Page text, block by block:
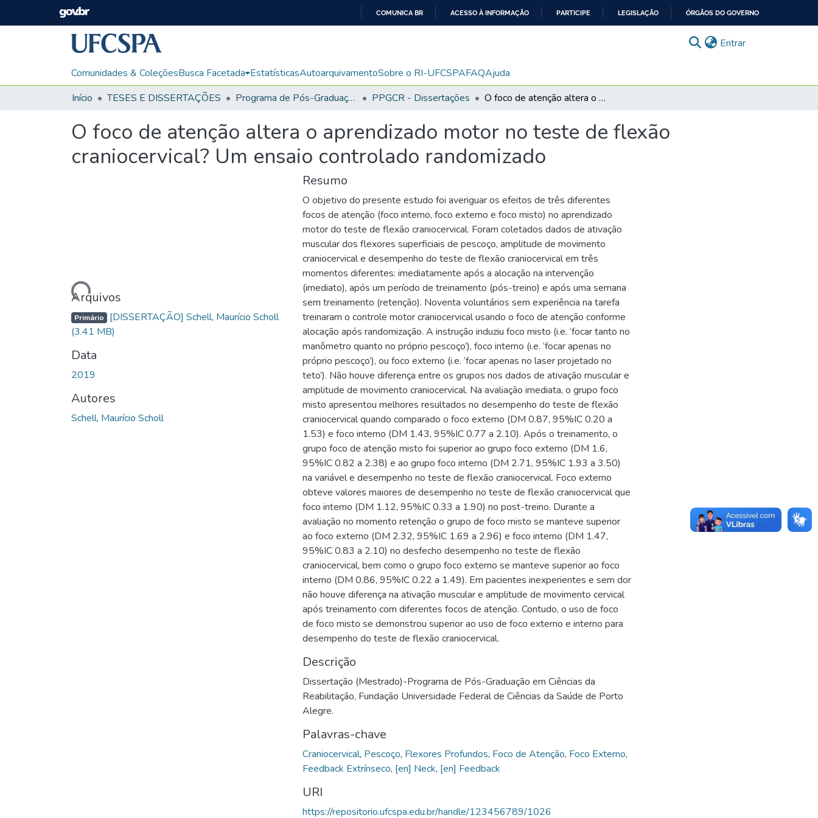
CONTEÚDO
COMUNICA BR ACESSO À INFORMAÇÃO PARTICIPE LEGISLAÇÃO ÓRGÃOS DO GOVERNO
Entrar(current)
Comunidades & ColeçõesBusca Facetada EstatísticasAutoarquivamentoSobre o RI-UFCSPAFAQAjuda
Início
TESES E DISSERTAÇÕES Programa de Pós-Graduação em Ciências da Reabilitação PPGCR - Dissertações O foco de atenção altera o aprendizado motor no teste de flexão craniocervical? Um ensaio controlado randomizado
O foco de atenção altera o aprendizado motor no teste de flexão
craniocervical? Um ensaio controlado randomizado
Carregando...
Arquivos
Primário [DISSERTAÇÃO] Schell, Maurício Scholl
(3.41 MB)
Data
2019
Autores
Schell, Maurício Scholl
Resumo
O objetivo do presente estudo foi averiguar os efeitos de três diferentes
focos de atenção (foco interno, foco externo e foco misto) no aprendizado
motor do teste de flexão craniocervical. Foram coletados dados de ativação
muscular dos flexores superficiais de pescoço, amplitude de movimento
craniocervical e desempenho do teste de flexão craniocervical em três
momentos diferentes: imediatamente após a alocação na intervenção
(imediato), após um período de treinamento (pós-treino) e após uma semana
sem treinamento (retenção). Noventa voluntários sem experiência na tarefa
treinaram o controle motor craniocervical usando o foco de atenção conforme
alocação após randomização. A instrução induziu foco misto (i.e. ‘focar tanto no
manômetro quanto no próprio pescoço’), foco interno (i.e. ‘focar apenas no
próprio pescoço’), ou foco externo (i.e. ‘focar apenas no laser projetado no
teto’). Não houve diferença entre os grupos nos dados de ativação muscular e
amplitude de movimento craniocervical. Na avaliação imediata, o grupo foco
misto apresentou melhores resultados no desempenho do teste de flexão
craniocervical quando comparado o foco externo (DM 0.87, 95%IC 0.20 a
1.53) e foco interno (DM 1.43, 95%IC 0.77 a 2.10). Após o treinamento, o
grupo foco de atenção misto foi superior ao grupo foco externo (DM 1.6,
95%IC 0.82 a 2.38) e ao grupo foco interno (DM 2.71, 95%IC 1.93 a 3.50)
na variável e desempenho no teste de flexão craniocervical. Foco externo
obteve valores maiores de desempenho no teste de flexão craniocervical que
foco interno (DM 1.12, 95%IC 0.33 a 1.90) no post-treino. Durante a
avaliação no momento retenção o grupo de foco misto se manteve superior
ao foco externo (DM 2.32, 95%IC 1.69 a 2.96) e foco interno (DM 1.47,
95%IC 0.83 a 2.10) no desfecho desempenho no teste de flexão
craniocervical, bem como o grupo foco externo se manteve superior ao foco
interno (DM 0.86, 95%IC 0.22 a 1.49). Em pacientes inexperientes e sem dor
não houve diferença na ativação muscular e amplitude de movimento cervical
após treinamento com diferentes focos de atenção. Contudo, o uso de foco
de foco misto se demonstrou superior ao uso de foco externo e interno para
desempenho do teste de flexão craniocervical.
Descrição
Dissertação (Mestrado)-Programa de Pós-Graduação em Ciências da
Reabilitação, Fundação Universidade Federal de Ciências da Saúde de Porto
Alegre.
Palavras-chave
Craniocervical, Pescoço, Flexores Profundos, Foco de Atenção, Foco Externo,
Feedback Extrínseco, [en] Neck, [en] Feedback
URI
https://repositorio.ufcspa.edu.br/handle/123456789/1026